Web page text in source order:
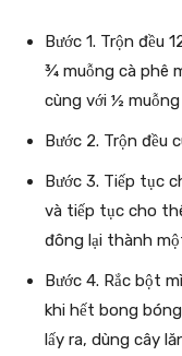
Bước 1. Trộn đều
¾ muỗng cà phê
cùng với ½
Bước 2. Trộn đều
Bước 3. Tiếp tục
và tiếp tục cho
đông lại thành
Bước 4. Rắc bột
khi hết bong
lấy ra, dùng cây